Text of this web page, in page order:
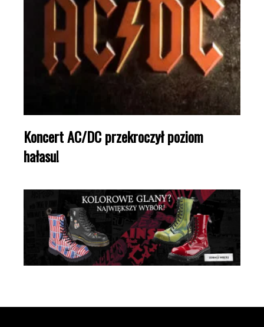
Koncert AC/DC przekroczył poziom
hałasu!